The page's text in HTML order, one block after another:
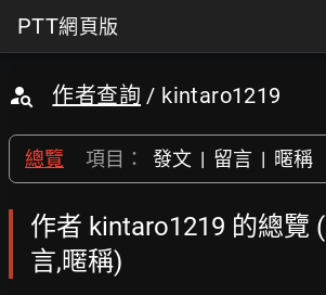
PTT網頁版
作者查詢 / kintaro1219
總覽 項目： 發文 | 留言 | 暱稱
作者 kintaro1219 的總覽
言,暱稱)